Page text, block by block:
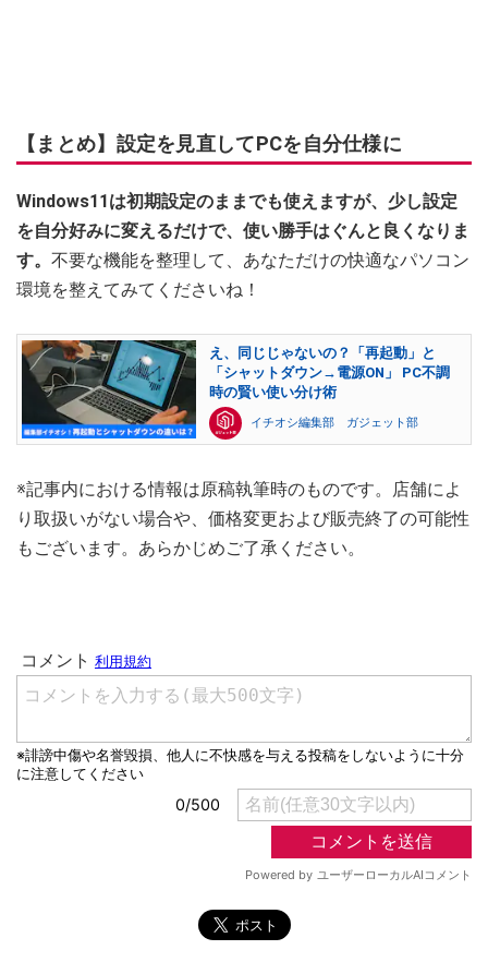
【まとめ】設定を見直してPCを自分仕様に
Windows11は初期設定のままでも使えますが、少し設定
を自分好みに変えるだけで、使い勝手はぐんと良くなりま
す。 不要な機能を整理して、あなただけの快適なパソコン
環境を整えてみてくださいね！
え、同じじゃないの？「再起動」と
「シャットダウン→電源ON」 PC不調
時の賢い使い分け術
イチオシ編集部 ガジェット部
※記事内における情報は原稿執筆時のものです。店舗によ
り取扱いがない場合や、価格変更および販売終了の可能性
もございます。あらかじめご了承ください。